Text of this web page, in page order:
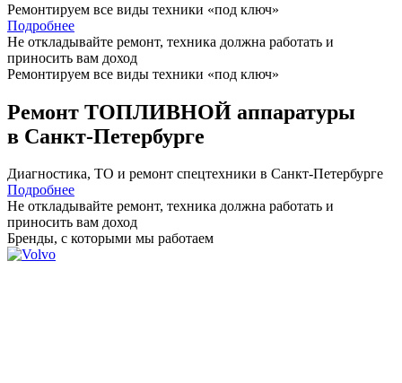
Ремонтируем все виды техники «под ключ»
Подробнее
Не откладывайте ремонт, техника должна работать и
приносить вам доход
Ремонтируем все виды техники «под ключ»
Ремонт ТОПЛИВНОЙ аппаратуры
в Санкт-Петербурге
Диагностика, ТО и ремонт спецтехники в Санкт-Петербурге
Подробнее
Не откладывайте ремонт, техника должна работать и
приносить вам доход
Бренды, с которыми мы работаем